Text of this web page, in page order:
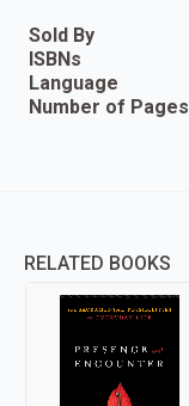
Sold By
ISBNs
Language
Number of Pages
RELATED BOOKS